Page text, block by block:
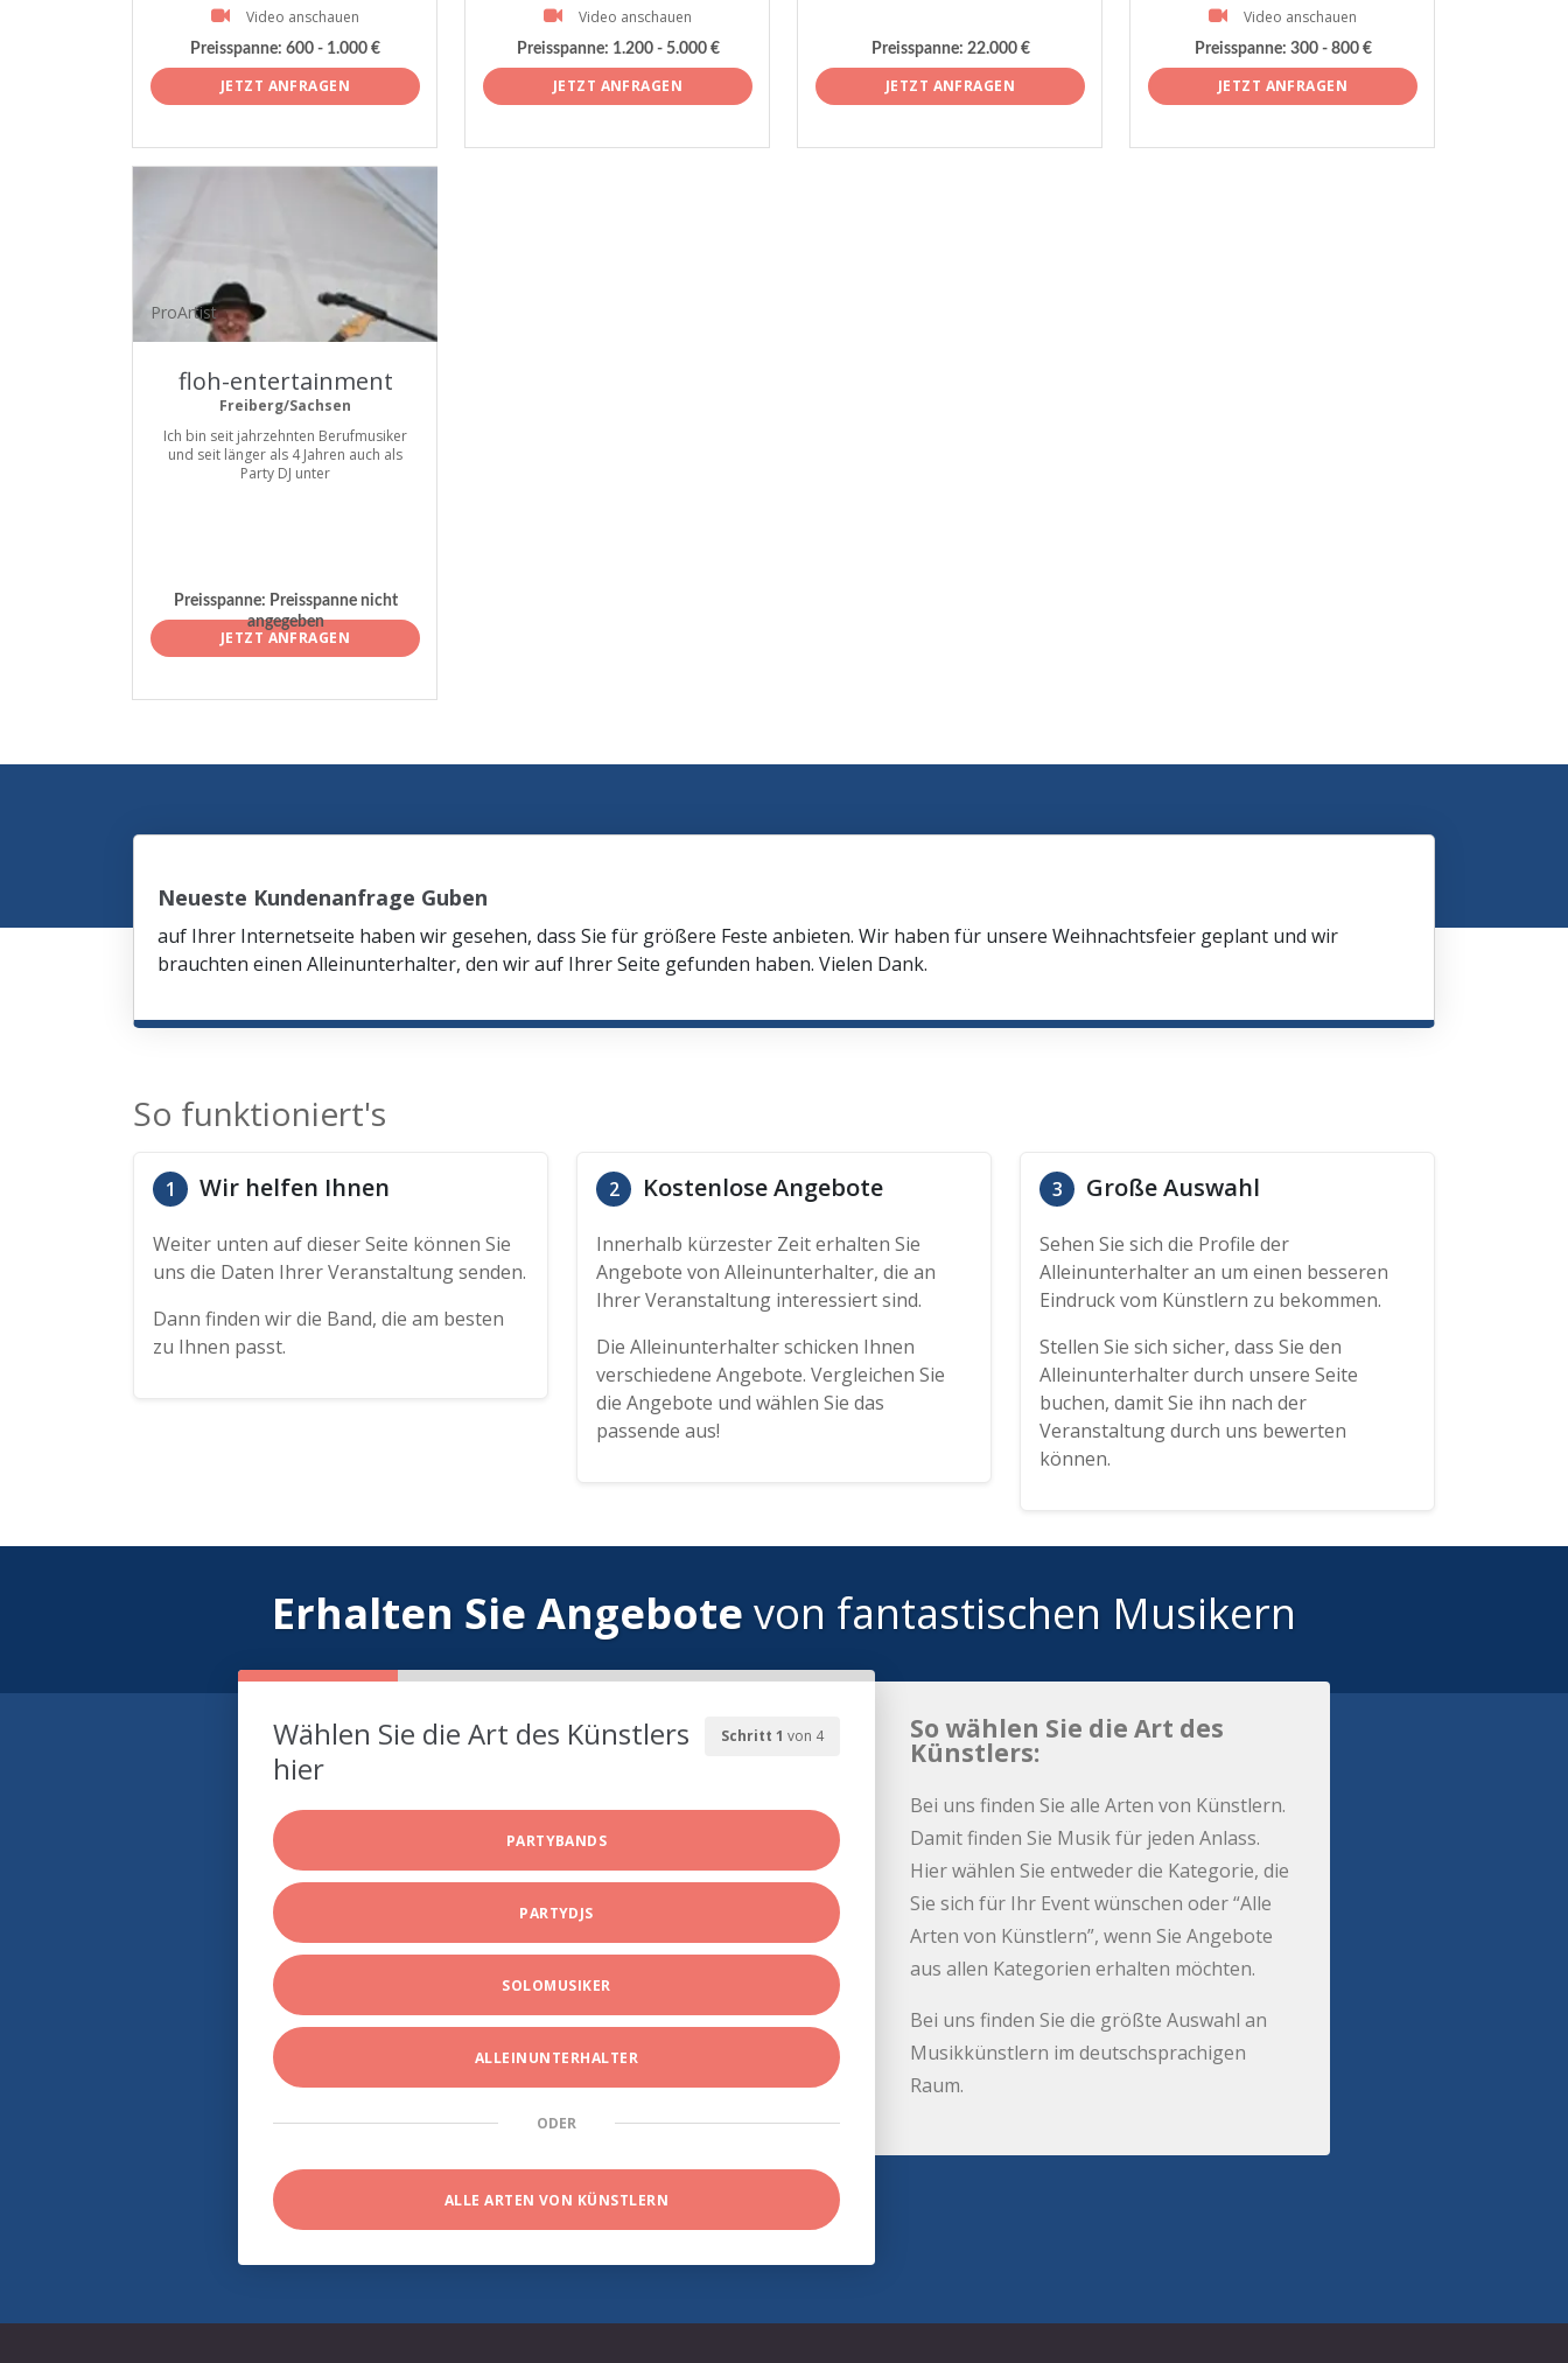
Video anschauen
Preisspanne: 600 - 1.000 €
JETZT ANFRAGEN
Video anschauen
Preisspanne: 1.200 - 5.000 €
JETZT ANFRAGEN
Preisspanne: 22.000 €
JETZT ANFRAGEN
Video anschauen
Preisspanne: 300 - 800 €
JETZT ANFRAGEN
ProArtist
floh-entertainment
Freiberg/Sachsen
Ich bin seit jahrzehnten Berufmusiker
und seit länger als 4 Jahren auch als
Party DJ unter
Preisspanne: Preisspanne nicht
angegeben
JETZT ANFRAGEN
Neueste Kundenanfrage Guben
auf Ihrer Internetseite haben wir gesehen, dass Sie für größere Feste anbieten. Wir haben für unsere Weihnachtsfeier geplant und wir
brauchten einen Alleinunterhalter, den wir auf Ihrer Seite gefunden haben. Vielen Dank.
So funktioniert's
1 Wir helfen Ihnen
Weiter unten auf dieser Seite können Sie
uns die Daten Ihrer Veranstaltung senden.
Dann finden wir die Band, die am besten
zu Ihnen passt.
2 Kostenlose Angebote
Innerhalb kürzester Zeit erhalten Sie
Angebote von Alleinunterhalter, die an
Ihrer Veranstaltung interessiert sind.
Die Alleinunterhalter schicken Ihnen
verschiedene Angebote. Vergleichen Sie
die Angebote und wählen Sie das
passende aus!
3 Große Auswahl
Sehen Sie sich die Profile der
Alleinunterhalter an um einen besseren
Eindruck vom Künstlern zu bekommen.
Stellen Sie sich sicher, dass Sie den
Alleinunterhalter durch unsere Seite
buchen, damit Sie ihn nach der
Veranstaltung durch uns bewerten
können.
Erhalten Sie Angebote von fantastischen Musikern
Schritt 1 von 4
Wählen Sie die Art des Künstlers
hier
PARTYBANDS
PARTYDJS
SOLOMUSIKER
ALLEINUNTERHALTER
ODER
ALLE ARTEN VON KÜNSTLERN
So wählen Sie die Art des
Künstlers:
Bei uns finden Sie alle Arten von Künstlern.
Damit finden Sie Musik für jeden Anlass.
Hier wählen Sie entweder die Kategorie, die
Sie sich für Ihr Event wünschen oder “Alle
Arten von Künstlern”, wenn Sie Angebote
aus allen Kategorien erhalten möchten.
Bei uns finden Sie die größte Auswahl an
Musikkünstlern im deutschsprachigen
Raum.